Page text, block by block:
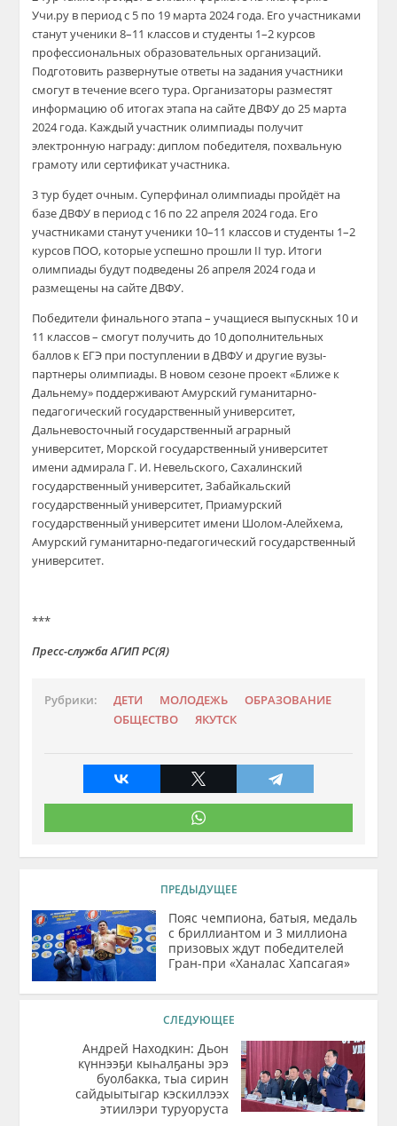
Учи.ру в период с 5 по 19 марта 2024 года. Его участниками
станут ученики 8–11 классов и студенты 1–2 курсов
профессиональных образовательных организаций.
Подготовить развернутые ответы на задания участники
смогут в течение всего тура. Организаторы разместят
информацию об итогах этапа на сайте ДВФУ до 25 марта
2024 года. Каждый участник олимпиады получит
электронную награду: диплом победителя, похвальную
грамоту или сертификат участника.
3 тур будет очным. Суперфинал олимпиады пройдёт на
базе ДВФУ в период с 16 по 22 апреля 2024 года. Его
участниками станут ученики 10–11 классов и студенты 1–2
курсов ПОО, которые успешно прошли II тур. Итоги
олимпиады будут подведены 26 апреля 2024 года и
размещены на сайте ДВФУ.
Победители финального этапа – учащиеся выпускных 10 и
11 классов – смогут получить до 10 дополнительных
баллов к ЕГЭ при поступлении в ДВФУ и другие вузы-
партнеры олимпиады. В новом сезоне проект «Ближе к
Дальнему» поддерживают Амурский гуманитарно-
педагогический государственный университет,
Дальневосточный государственный аграрный
университет, Морской государственный университет
имени адмирала Г. И. Невельского, Сахалинский
государственный университет, Забайкальский
государственный университет, Приамурский
государственный университет имени Шолом-Алейхема,
Амурский гуманитарно-педагогический государственный
университет.
***
Пресс-служба АГИП РС(Я)
Рубрики: ДЕТИ МОЛОДЕЖЬ
ОБРАЗОВАНИЕ
ОБЩЕСТВО
ЯКУТСК
ПРЕДЫДУЩЕЕ
Пояс чемпиона, батыя, медаль
с бриллиантом и 3 миллиона
призовых ждут победителей
Гран-при «Ханалас Хапсагая»
СЛЕДУЮЩЕЕ
Андрей Находкин: Дьон
күннээҕи кыһалҕаны эрэ
буолбакка, тыа сирин
сайдыытыгар кэскиллээх
этиилэри туруоруста